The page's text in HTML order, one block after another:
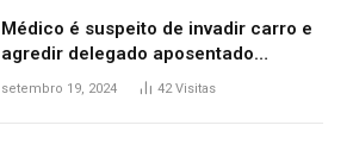
Médico é suspeito de invadir carro e
agredir delegado aposentado
durante confusão no trânsito
setembro 19, 2024 42Visitas